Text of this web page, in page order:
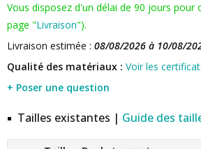
Vous disposez d'un délai de 90 jours pour
page "Livraison").
Livraison estimée : 08/08/2026 à 10/08/
Qualité des matériaux : Voir les
+ Poser une question
Tailles existantes | Guide des